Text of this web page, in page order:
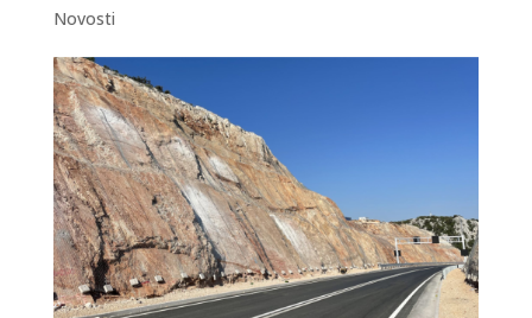
Novosti